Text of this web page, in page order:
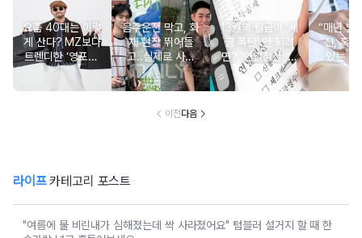
요즘 40대는 이렇
게 산다? MZ보다
트렌디한 ‘영포티’
분석
음주운전 막고, 화
재 현장 뛰어들
고..실제로 사람
구한 연예인 10
13월의 월급이 '세
금 폭탄' 안 되려
면? '연말정산' 핵
심 꿀팁 A to Z
“매년 받
진, 혹시
있는 건
요?”
이전다음
라이프카테고리 포스트
"여름에 물 비린내가 심해졌는데 싹 사라졌어요" 텀블러 설거지 할 때 한